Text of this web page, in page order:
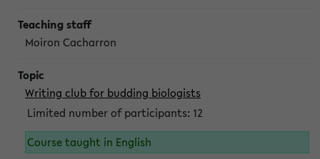
Moiron Cacharron
Writing club for budding biologists
Limited number of participants: 12
Course taught in English